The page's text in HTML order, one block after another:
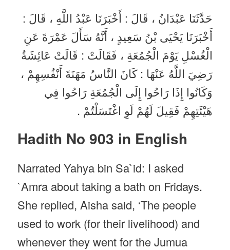
حَدَّثَنَا عَبْدَانُ ، قَالَ : أَخْبَرَنَا عَبْدُ اللَّهِ ، قَالَ :
أَخْبَرَنَا يَحْيَى بْنُ سَعِيدٍ ، أَنَّهُ سَأَلَ عَمْرَةَ عَنِ
الْغُسْلِ يَوْمَ الْجُمُعَةِ ، فَقَالَتْ : قَالَتْ عَائِشَةُ
رَضِيَ اللَّهُ عَنْهَا : كَانَ النَّاسُ مَهَنَةَ أَنْفُسِهِمْ ،
وَكَانُوا إِذَا رَاحُوا إِلَى الْجُمُعَةِ رَاحُوا فِي
هَيْئَتِهِمْ فَقِيلَ لَهُمْ لَوِ اغْتَسَلْتُمْ .
Hadith No 903 in English
Narrated Yahya bin Sa`id: I asked
`Amra about taking a bath on Fridays.
She replied, Aisha said, ‘The people
used to work (for their livelihood) and
whenever they went for the Jumua